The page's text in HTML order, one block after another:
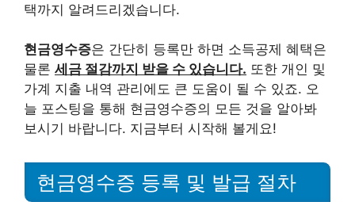
택까지 알려드리겠습니다.
현금영수증은 간단히 등록만 하면 소득공제 혜택은
물론 세금 절감까지 받을 수 있습니다. 또한 개인 및
가계 지출 내역 관리에도 큰 도움이 될 수 있죠. 오
늘 포스팅을 통해 현금영수증의 모든 것을 알아봐
보시기 바랍니다. 지금부터 시작해 볼게요!
현금영수증 등록 및 발급 절차